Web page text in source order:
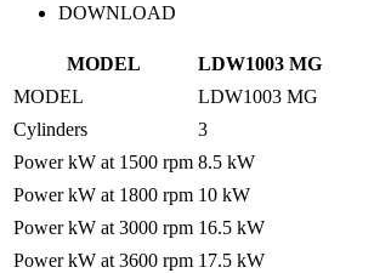
DOWNLOAD
MODEL
LDW1003 MG
MODEL
LDW1003 MG
Cylinders
3
Power kW at 1500 rpm 8.5 kW
Power kW at 1800 rpm 10 kW
Power kW at 3000 rpm 16.5 kW
Power kW at 3600 rpm 17.5 kW